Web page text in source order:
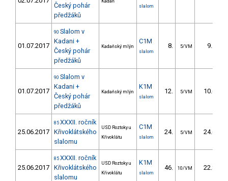
Český pohár
předžáků
Kadaň
slalom
01.07.2017
90 Slalom v
Kadani +
Český pohár
předžáků
Kadaňský mlýn
C1M
slalom
8. 5/VM 9.10
01.07.2017
90 Slalom v
Kadani +
Český pohár
předžáků
Kadaňský mlýn
K1M
slalom
12. 5/VM 10.60
25.06.2017
85 XXXII. ročník
Křivoklátského
slalomu
USD Roztoky u
Křivoklátu
C1M
slalom
24. 5/VM 24.67
25.06.2017
85 XXXII. ročník
Křivoklátského
slalomu
USD Roztoky u
Křivoklátu
K1M
slalom
46. 10/VM 22.87